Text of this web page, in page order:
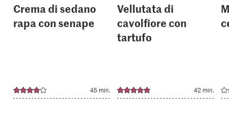
Crema di sedano
rapa con senape
45 min.
Vellutata di
cavolfiore con
tartufo
42 min.